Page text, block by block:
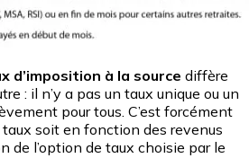
d’imposition à la source diffère
: il n’y a pas un taux unique ou un
pour tous. C’est forcément
soit en fonction des revenus
de l’option de taux choisie par le